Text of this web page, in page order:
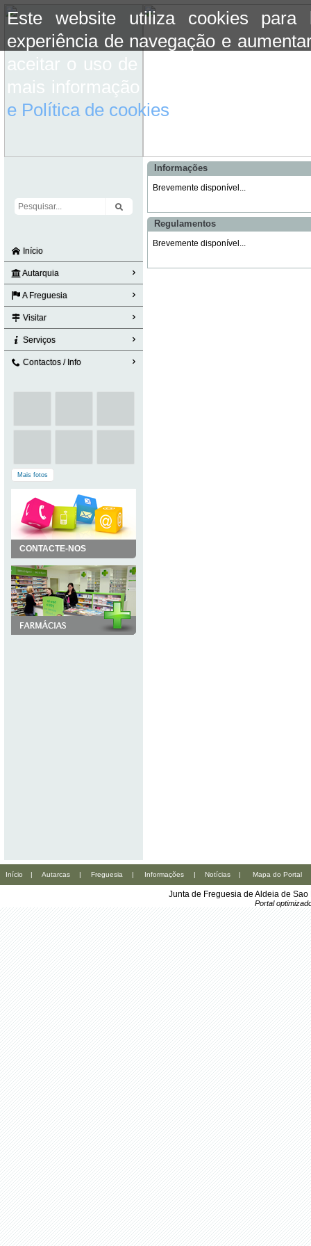
Este website utiliza cookies para
experiência de navegação e
aceitar o uso de cookies basta
mais informação consulte a
e Política de cookies
Início
Autarquia
A Freguesia
Visitar
Serviços
Contactos / Info
Mais fotos
CONTACTE-NOS
Informações
Brevemente disponível...
Regulamentos
Brevemente disponível...
Início | Autarcas | Freguesia | Informações | Notícias | Mapa do Portal
Junta de Freguesia de Aldeia de
Portal